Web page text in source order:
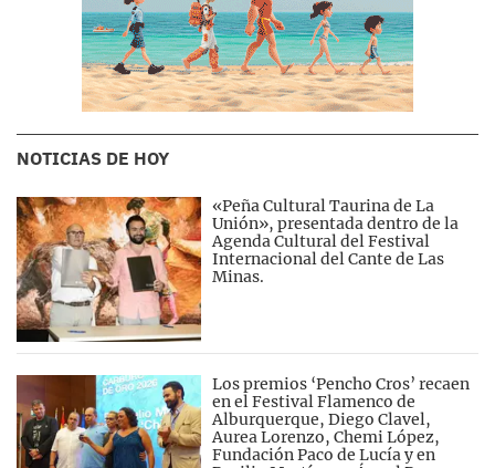
NOTICIAS DE HOY
«Peña Cultural Taurina de La
Unión», presentada dentro de la
Agenda Cultural del Festival
Internacional del Cante de Las
Minas.
Los premios ‘Pencho Cros’ recaen
en el Festival Flamenco de
Alburquerque, Diego Clavel,
Aurea Lorenzo, Chemi López,
Fundación Paco de Lucía y en